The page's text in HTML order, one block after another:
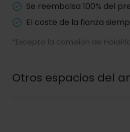
Se reembolsa 100% del
El coste de la fianza
*Excepto la comisión de
Otros espacios del